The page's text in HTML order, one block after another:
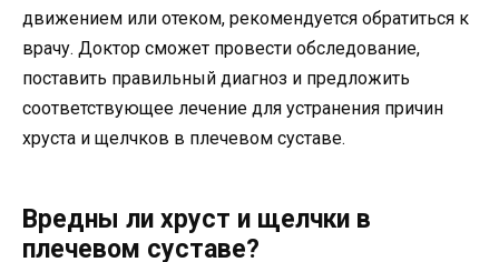
движением или отеком, рекомендуется обратиться к
врачу. Доктор сможет провести обследование,
поставить правильный диагноз и предложить
соответствующее лечение для устранения причин
хруста и щелчков в плечевом суставе.
Вредны ли хруст и щелчки в
плечевом суставе?